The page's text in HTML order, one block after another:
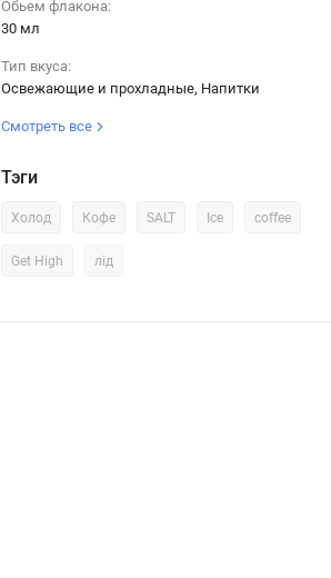
Обьем флакона:
30 мл
Тип вкуса:
Освежающие и прохладные, Напитки
Смотреть все
Тэги
Холод Кофе SALT Ice coffee
Get High лід